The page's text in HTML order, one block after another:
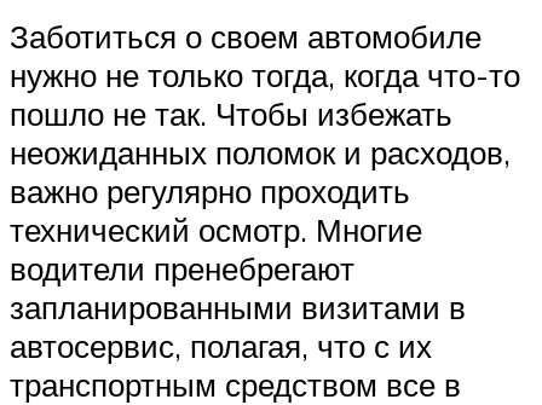
Заботиться о своем автомобиле
нужно не только тогда, когда что-то
пошло не так. Чтобы избежать
неожиданных поломок и расходов,
важно регулярно проходить
технический осмотр. Многие
водители пренебрегают
запланированными визитами в
автосервис, полагая, что с их
транспортным средством все в